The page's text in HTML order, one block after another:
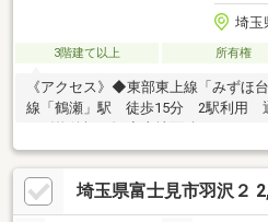
埼玉
3階建て以上 所有権
《アクセス》◆東部東上線「みず
線「鶴瀬」駅 徒歩15分 2駅利用
71.20㎡（21.53坪）◆カースペース
完備で、お車をお持ちのファミリー
道 車の出し入れや生活導線もしや
6畳以上
埼玉県富士見市羽沢２